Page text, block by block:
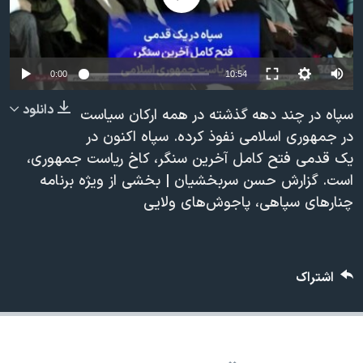
فرهنگ و زندگی
حقوق شهروندی
اقتصادی
اسرائیل در جنگ
گالری عکس
آرشیو پخش زنده
مستندها
انتخابات ریاست جمهوری آمریکا ۲۰۲۴
حمله جمهوری اسلامی به اسرائیل
ورزش زنان در ایران
اعتراضات زن، زندگی، آزادی
مجموعه مستندهای دادخواهی
چهل سال گروگان‌گیری
دنبال کنید
زبانهای مختلف
0:00 10:54
دانلود
سپاه در چند دهه گذشته در همه ارکان سیاست
در جمهوری اسلامی نفوذ کرده. سپاه اکنون در
یک قدمی فتح کامل آخرین سنگر، کاخ ریاست جمهوری،
است. گزارش حسن سربخشیان | بخشی از ویژه برنامه
چنارهای سپاهی، پاجوش‌های‌ ولایی
اشتراک